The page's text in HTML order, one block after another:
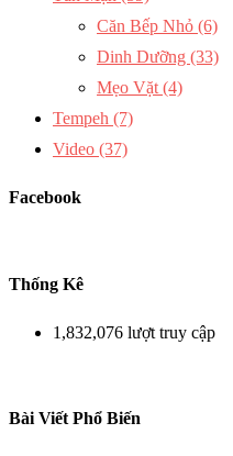
Căn Bếp Nhỏ (6)
Dinh Dưỡng (33)
Mẹo Vặt (4)
Tempeh (7)
Video (37)
Facebook
Thống Kê
1,832,076 lượt truy cập
Bài Viết Phổ Biến